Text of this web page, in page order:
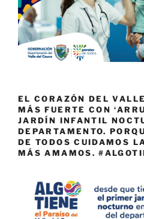
EL CORAZÓN DEL
MÁS FUERTE CON
JARDÍN INFANTIL
DEPARTAMENTO.
DE TODOS CUIDAMOS
MÁS AMAMOS.